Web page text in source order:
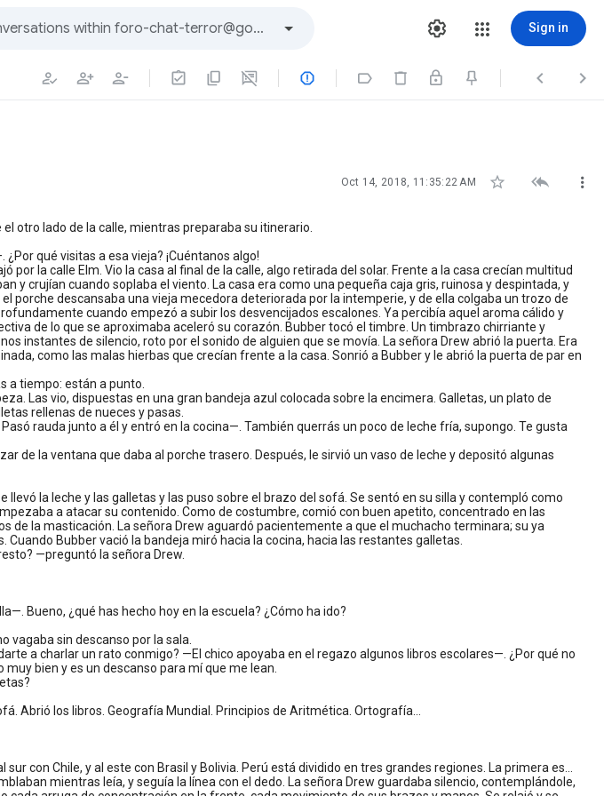
Sign in
   
Oct 14, 2018, 11:35:22 AM   
otro lado de la calle, mientras preparaba su itinerario.
qué visitas a esa vieja? ¡Cuéntanos algo!
por la calle Elm. Vio la casa al final de la calle, algo retirada del solar. Frente a la casa crecían multitud
y crujían cuando soplaba el viento. La casa era como una pequeña caja gris, ruinosa y despintada, y
porche descansaba una vieja mecedora deteriorada por la intemperie, y de ella colgaba un trozo de
cuando empezó a subir los desvencijados escalones. Ya percibía aquel aroma cálido y
de lo que se aproximaba aceleró su corazón. Bubber tocó el timbre. Un timbrazo chirriante y
instantes de silencio, roto por el sonido de alguien que se movía. La señora Drew abrió la puerta. Era
como las malas hierbas que crecían frente a la casa. Sonrió a Bubber y le abrió la puerta de par en
a tiempo: están a punto.
Las vio, dispuestas en una gran bandeja azul colocada sobre la encimera. Galletas, un plato de
rellenas de nueces y pasas.
rauda junto a él y entró en la cocina—. También querrás un poco de leche fría, supongo. Te gusta
de la ventana que daba al porche trasero. Después, le sirvió un vaso de leche y depositó algunas
llevó la leche y las galletas y las puso sobre el brazo del sofá. Se sentó en su silla y contempló como
a atacar su contenido. Como de costumbre, comió con buen apetito, concentrado en las
de la masticación. La señora Drew aguardó pacientemente a que el muchacho terminara; su ya
Bubber vació la bandeja miró hacia la cocina, hacia las restantes galletas.
—preguntó la señora Drew.
Bueno, ¿qué has hecho hoy en la escuela? ¿Cómo ha ido?
vagaba sin descanso por la sala.
a charlar un rato conmigo? —El chico apoyaba en el regazo algunos libros escolares—. ¿Por qué no
bien y es un descanso para mí que me lean.
Abrió los libros. Geografía Mundial. Principios de Aritmética. Ortografía...
con Chile, y al este con Brasil y Bolivia. Perú está dividido en tres grandes regiones. La primera es...
mientras leía, y seguía la línea con el dedo. La señora Drew guardaba silencio, contemplándole,